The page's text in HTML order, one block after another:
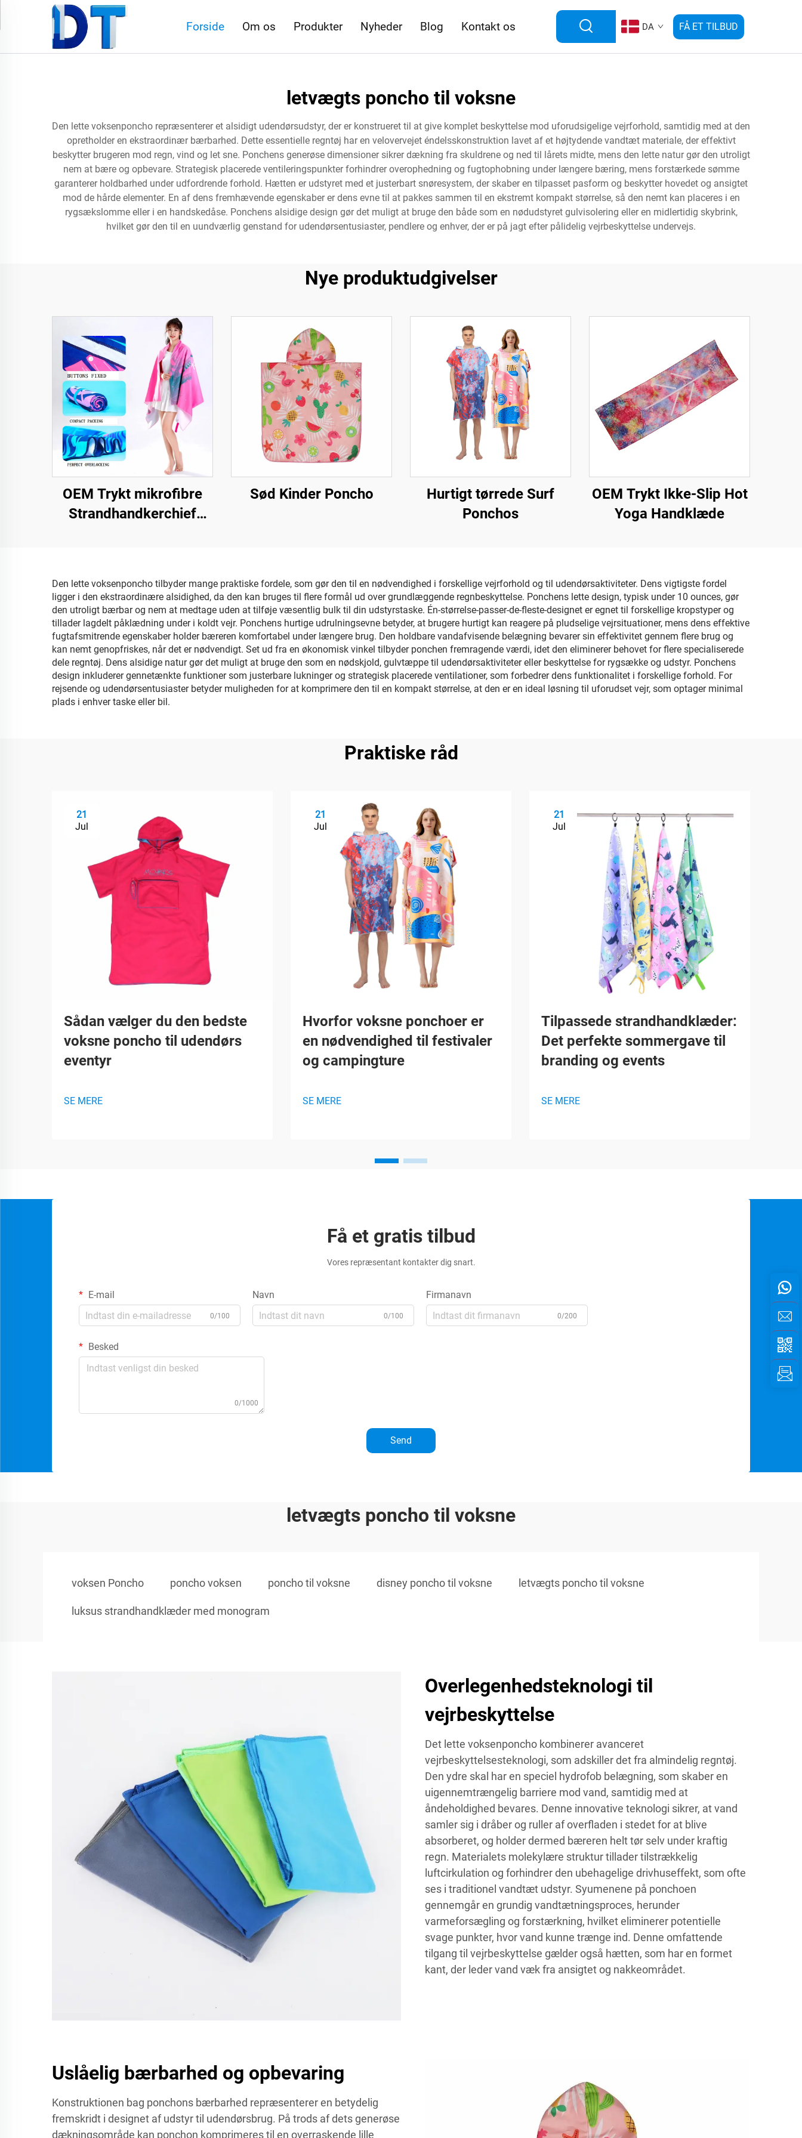
Forside Om os Produkter Nyheder Blog Kontakt os DA FÅ ET TILBUD
letvægts poncho til voksne
Den lette voksenponcho repræsenterer et alsidigt udendørsudstyr, der er konstrueret til at give komplet beskyttelse mod uforudsigelige vejrforhold, samtidig med at den
opretholder en ekstraordinær bærbarhed. Dette essentielle regntøj har en velovervejet éndelsskonstruktion lavet af et højtydende vandtæt materiale, der effektivt
beskytter brugeren mod regn, vind og let sne. Ponchens generøse dimensioner sikrer dækning fra skuldrene og ned til lårets midte, mens den lette natur gør den utroligt
nem at bære og opbevare. Strategisk placerede ventileringspunkter forhindrer overophedning og fugtophobning under længere bæring, mens forstærkede sømme
garanterer holdbarhed under udfordrende forhold. Hætten er udstyret med et justerbart snøresystem, der skaber en tilpasset pasform og beskytter hovedet og ansigtet
mod de hårde elementer. En af dens fremhævende egenskaber er dens evne til at pakkes sammen til en ekstremt kompakt størrelse, så den nemt kan placeres i en
rygsækslomme eller i en handskedåse. Ponchens alsidige design gør det muligt at bruge den både som en nødudstyret gulvisolering eller en midlertidig skybrink,
hvilket gør den til en uundværlig genstand for udendørsentusiaster, pendlere og enhver, der er på jagt efter pålidelig vejrbeskyttelse undervejs.
Nye produktudgivelser
OEM Trykt mikrofibre
Strandhandkerchief
Sød Kinder Poncho
Hurtigt tørrede Surf
Ponchos
OEM Trykt Ikke-Slip Hot
Yoga Handklæde
Den lette voksenponcho tilbyder mange praktiske fordele, som gør den til en nødvendighed i forskellige vejrforhold og til udendørsaktiviteter. Dens vigtigste fordel
ligger i den ekstraordinære alsidighed, da den kan bruges til flere formål ud over grundlæggende regnbeskyttelse. Ponchens lette design, typisk under 10 ounces, gør
den utroligt bærbar og nem at medtage uden at tilføje væsentlig bulk til din udstyrstaske. Én-størrelse-passer-de-fleste-designet er egnet til forskellige kropstyper og
tillader lagdelt påklædning under i koldt vejr. Ponchens hurtige udrulningsevne betyder, at brugere hurtigt kan reagere på pludselige vejrsituationer, mens dens effektive
fugtafsmitrende egenskaber holder bæreren komfortabel under længere brug. Den holdbare vandafvisende belægning bevarer sin effektivitet gennem flere brug og
kan nemt genopfriskes, når det er nødvendigt. Set ud fra en økonomisk vinkel tilbyder ponchen fremragende værdi, idet den eliminerer behovet for flere specialiserede
dele regntøj. Dens alsidige natur gør det muligt at bruge den som en nødskjold, gulvtæppe til udendørsaktiviteter eller beskyttelse for rygsække og udstyr. Ponchens
design inkluderer gennetænkte funktioner som justerbare lukninger og strategisk placerede ventilationer, som forbedrer dens funktionalitet i forskellige forhold. For
rejsende og udendørsentusiaster betyder muligheden for at komprimere den til en kompakt størrelse, at den er en ideal løsning til uforudset vejr, som optager minimal
plads i enhver taske eller bil.
Praktiske råd
21
Jul
Sådan vælger du den bedste
voksne poncho til udendørs
eventyr
SE MERE
21
Jul
Hvorfor voksne ponchoer er
en nødvendighed til festivaler
og campingture
SE MERE
21
Jul
Tilpassede strandhandklæder:
Det perfekte sommergave til
branding og events
SE MERE
Få et gratis tilbud
Vores repræsentant kontakter dig snart.
E-mail
0/100
Navn
0/100
Firmanavn
0/200
Besked
0/1000
Send
letvægts poncho til voksne
voksen Poncho poncho voksen poncho til voksne disney poncho til voksne letvægts poncho til voksne
luksus strandhandklæder med monogram
Overlegenhedsteknologi til
vejrbeskyttelse
Det lette voksenponcho kombinerer avanceret
vejrbeskyttelsesteknologi, som adskiller det fra almindelig regntøj.
Den ydre skal har en speciel hydrofob belægning, som skaber en
uigennemtrængelig barriere mod vand, samtidig med at
åndeholdighed bevares. Denne innovative teknologi sikrer, at vand
samler sig i dråber og ruller af overfladen i stedet for at blive
absorberet, og holder dermed bæreren helt tør selv under kraftig
regn. Materialets molekylære struktur tillader tilstrækkelig
luftcirkulation og forhindrer den ubehagelige drivhuseffekt, som ofte
ses i traditionel vandtæt udstyr. Syumenene på ponchoen
gennemgår en grundig vandtætningsproces, herunder
varmeforsægling og forstærkning, hvilket eliminerer potentielle
svage punkter, hvor vand kunne trænge ind. Denne omfattende
tilgang til vejrbeskyttelse gælder også hætten, som har en formet
kant, der leder vand væk fra ansigtet og nakkeområdet.
Uslåelig bærbarhed og opbevaring
Konstruktionen bag ponchons bærbarhed repræsenterer en betydelig
fremskridt i designet af udstyr til udendørsbrug. På trods af dets generøse
dækningsområde kan ponchon komprimeres til en overraskende lille